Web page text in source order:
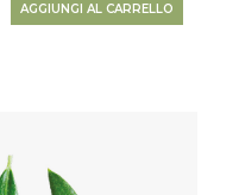
AGGIUNGI AL CARRELLO